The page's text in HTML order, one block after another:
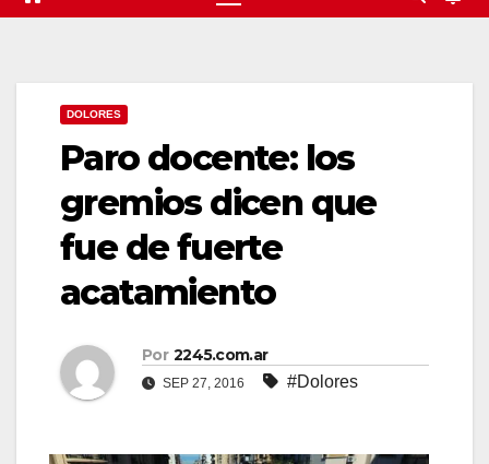
DOLORES
Paro docente: los
gremios dicen que
fue de fuerte
acatamiento
Por 2245.com.ar
SEP 27, 2016 #Dolores